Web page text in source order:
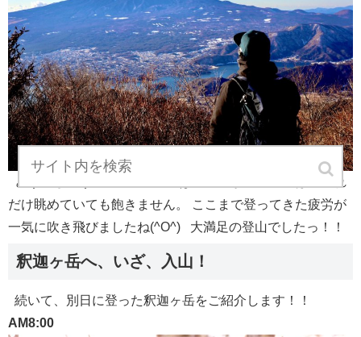
どうでしょう？！ 視界いっぱいに広がる富士山は、どれ
だけ眺めていても飽きません。 ここまで登ってきた疲労が
一気に吹き飛びましたね(^O^) 大満足の登山でしたっ！！
釈迦ヶ岳へ、いざ、入山！
続いて、別日に登った釈迦ヶ岳をご紹介します！！
AM8:00